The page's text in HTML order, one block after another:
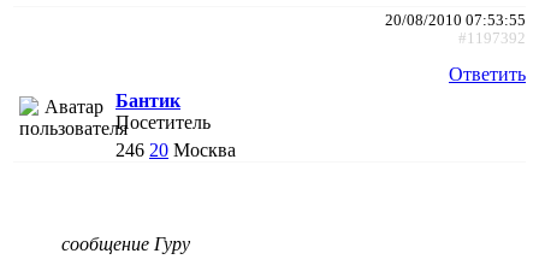
20/08/2010 07:53:55
#1197392
Ответить
Бантик
Посетитель
246 20 Москва
сообщение Гуру